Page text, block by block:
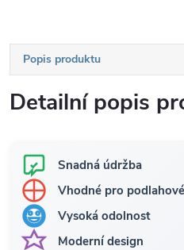
Popis produktu
Detailní popis
Snadná údržba
Vhodné pro
Vysoká odolnost
Moderní design